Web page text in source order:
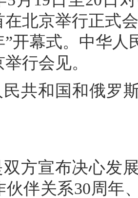
北京举行正式
”开幕式。中华人
行会见。
共和国和俄罗
方宣布决心发
伙伴关系30周年